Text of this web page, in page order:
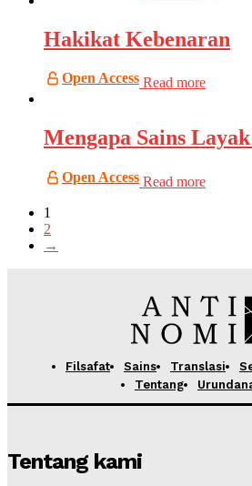
Hakikat Kebenaran
Open Access Read more
Mengapa Sains
Open Access Read more
1
2
→
Filsafat Sains Translasi
Tentang
Tentang kami